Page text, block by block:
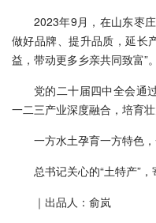
2023年9月，在山东枣
做好品牌、提升品质，延长
益，带动更多乡亲共同致富”。
党的二十届四中全会通
一二三产业深度融合，培育壮
一方水土孕育一方特色
总书记关心的“土特产”
｜出品人：俞岚